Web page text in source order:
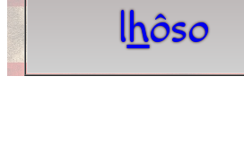
lhôso